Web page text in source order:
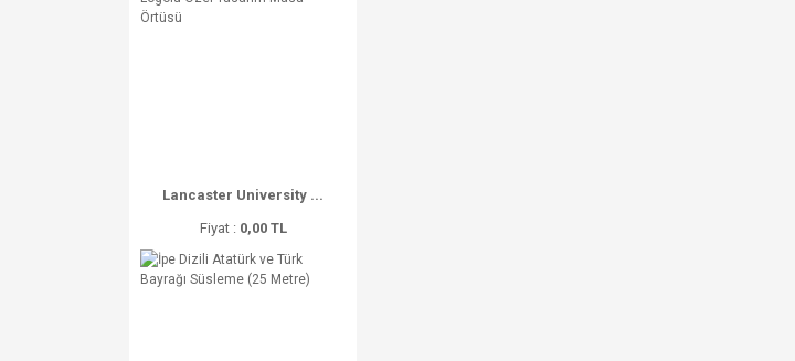
Lancaster University ...
Fiyat : 0,00 TL